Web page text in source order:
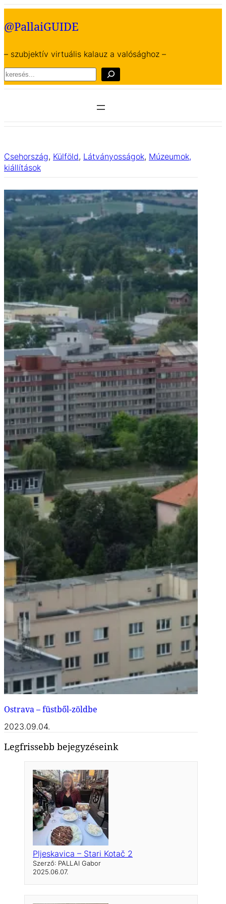
Ugrás
a
tartalomhoz
@PallaiGUIDE
– szubjektív virtuális kalauz a valósághoz –
Search
Csehország, Külföld, Látványosságok, Múzeumok,
kiállítások
Ostrava – füstből-zöldbe
2023.09.04.
Legfrissebb bejegyzéseink
Pljeskavica – Stari Kotač 2
Szerző: PALLAI Gabor
2025.06.07.